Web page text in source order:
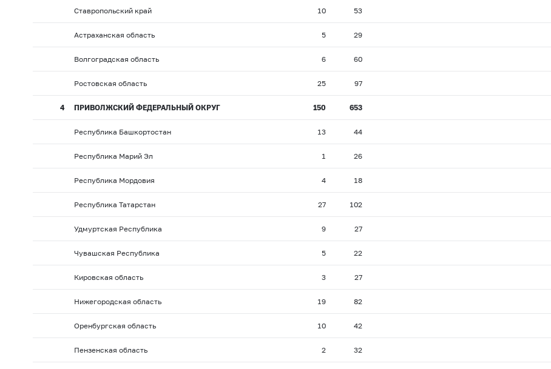
Ставропольский край 10 53
Астраханская область 5 29
Волгоградская область 6 60
Ростовская область 25 97
4 ПРИВОЛЖСКИЙ ФЕДЕРАЛЬНЫЙ ОКРУГ 150 653
Республика Башкортостан 13 44
Республика Марий Эл 1 26
Республика Мордовия 4 18
Республика Татарстан 27 102
Удмуртская Республика 9 27
Чувашская Республика 5 22
Кировская область 3 27
Нижегородская область 19 82
Оренбургская область 10 42
Пензенская область 2 32